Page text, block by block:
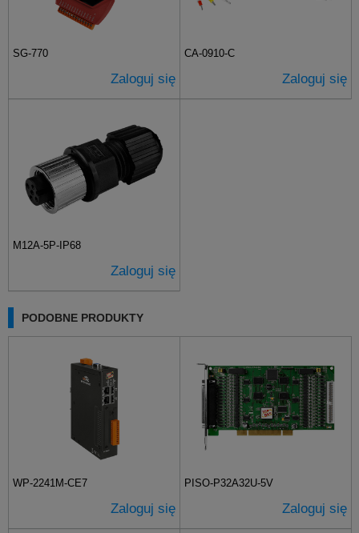
SG-770
Zaloguj się
CA-0910-C
Zaloguj się
M12A-5P-IP68
Zaloguj się
PODOBNE PRODUKTY
WP-2241M-CE7
Zaloguj się
PISO-P32A32U-5V
Zaloguj się